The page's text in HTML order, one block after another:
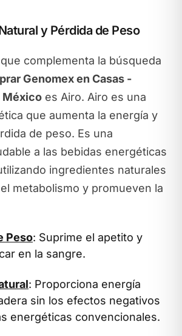
y Pérdida de Peso
complementa la búsqueda
Genomex en Casas -
Méxicoes Airo. Airo es una
que aumenta la energía y
de peso. Es una
a las bebidas energéticas
ingredientes naturales
metabolismo y promueven la
Peso: Suprime el apetito y
en la sangre.
: Proporciona energía
sin los efectos negativos
energéticas convencionales.